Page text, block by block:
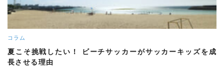
コラム
夏こそ挑戦したい！ ビーチサッカーがサッカーキッズを成
長させる理由